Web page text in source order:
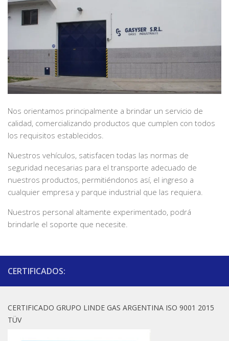
Nos orientamos principalmente a brindar un servicio de
calidad, comercializando productos que cumplen con todos
los requisitos establecidos.
Nuestros vehículos, satisfacen todas las normas de
seguridad necesarias para el transporte adecuado de
nuestros productos, permitiéndonos así, el ingreso a
cualquier empresa y parque industrial que las requiera.
Nuestros personal altamente experimentado, podrá
brindarle el soporte que necesite.
CERTIFICADOS:
CERTIFICADO GRUPO LINDE GAS ARGENTINA ISO 9001 2015
TÜV